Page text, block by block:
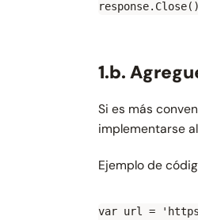
1.b.
Si es más
implementarse
Ejemplo de
var url = 'https://